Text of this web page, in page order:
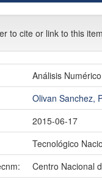
to cite or link to this
Análisis
Olivan Sanchez,
2015-06-17
Tecnológico
Centro Nacional